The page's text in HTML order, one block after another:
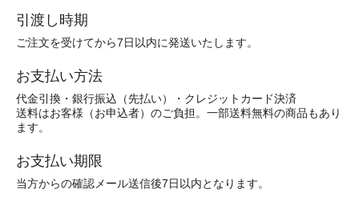
引渡し時期
ご注文を受けてから7日以内に発送いたします。
お支払い方法
代金引換・銀行振込（先払い）・クレジットカード決済
送料はお客様（お申込者）のご負担。一部送料無料の商品もあり
ます。
お支払い期限
当方からの確認メール送信後7日以内となります。